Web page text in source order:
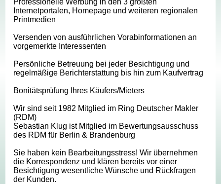
Internetportalen, Homepage und weiteren regionalen
Printmedien
Versenden von ausführlichen Vorabinformationen an
vorgemerkte Interessenten
Persönliche Betreuung bei jeder Besichtigung und
regelmäßige Berichterstattung bis hin zum Kaufvertrag
Bonitätsprüfung Ihres Käufers/Mieters
Wir sind seit 1982 Mitglied im Ring Deutscher Makler
(RDM)
Sebastian Klug ist Mitglied im Bewertungsausschuss
des RDM für Berlin & Brandenburg
Sie haben kein Bearbeitungsstress! Wir übernehmen
die Korrespondenz und klären bereits vor einer
Besichtigung wesentliche Wünsche und Rückfragen
der Kunden.